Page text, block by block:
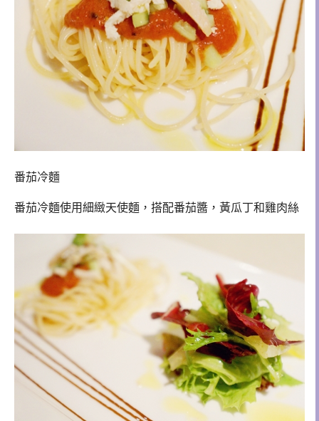
番茄冷麵
番茄冷麵使用細緻天使麵，搭配番茄醬，黃瓜丁和雞肉絲